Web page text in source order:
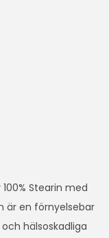
Stearin med
är en förnyelsebar
hälsoskadliga